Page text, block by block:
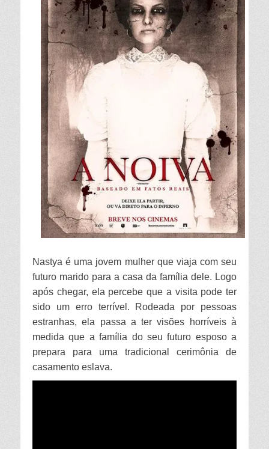
Nastya é uma jovem mulher que viaja com seu
futuro marido para a casa da família dele. Logo
após chegar, ela percebe que a visita pode ter
sido um erro terrível. Rodeada por pessoas
estranhas, ela passa a ter visões horríveis à
medida que a família do seu futuro esposo a
prepara para uma tradicional cerimônia de
casamento eslava.